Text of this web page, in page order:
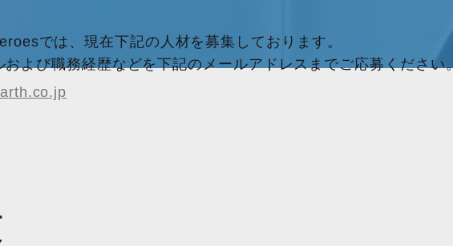
では、現在下記の人材を募集しております。
および職務経歴などを下記のメールアドレスまでご応募ください